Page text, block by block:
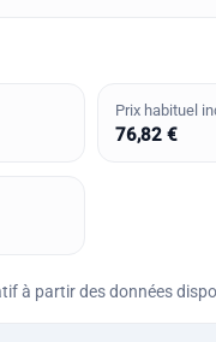
Prix habituel
76,82 €
à partir des données